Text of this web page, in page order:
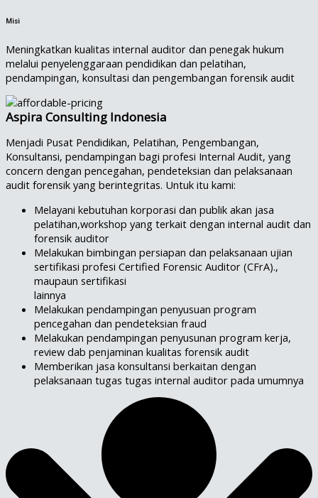
Misi
Meningkatkan kualitas internal auditor dan penegak hukum
melalui penyelenggaraan pendidikan dan pelatihan,
pendampingan, konsultasi dan pengembangan forensik audit
Aspira Consulting Indonesia
Menjadi Pusat Pendidikan, Pelatihan, Pengembangan,
Konsultansi, pendampingan bagi profesi Internal Audit, yang
concern dengan pencegahan, pendeteksian dan pelaksanaan
audit forensik yang berintegritas. Untuk itu kami:
Melayani kebutuhan korporasi dan publik akan jasa
pelatihan,workshop yang terkait dengan internal audit dan
forensik auditor
Melakukan bimbingan persiapan dan pelaksanaan ujian
sertifikasi profesi Certified Forensic Auditor (CFrA).,
maupaun sertifikasi
lainnya
Melakukan pendampingan penyusuan program
pencegahan dan pendeteksian fraud
Melakukan pendampingan penyusunan program kerja,
review dab penjaminan kualitas forensik audit
Memberikan jasa konsultansi berkaitan dengan
pelaksanaan tugas tugas internal auditor pada umumnya